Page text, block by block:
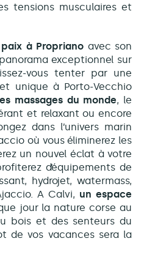
tensions musculaires et
à Propriano avec son
exceptionnel sur
vous tenter par une
unique à Porto-Vecchio
massages du monde, le
et relaxant ou encore
dans l’univers marin
où vous éliminerez les
un nouvel éclat à votre
d’équipements de
hydrojet, watermass,
A Calvi, un espace
jour la nature corse au
bois et des senteurs du
de vos vacances sera la